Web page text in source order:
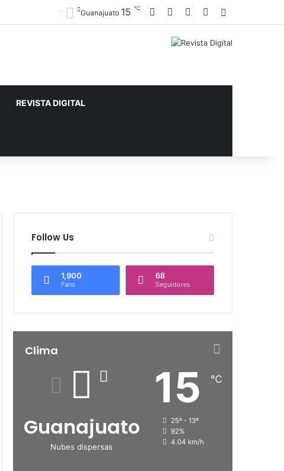
Guanajuato 15 ℃ Facebook YouTubeInstagram
REVISTA DIGITAL
Follow Us
1,900
Fans
68
Seguidores
Clima
Guanajuato
Nubes dispersas
15 ℃
25º - 13º
92%
4.04 km/h